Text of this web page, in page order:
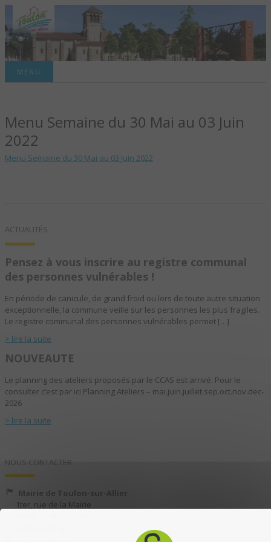
TOULON-SUR-
ALLIER – SITE
OFFICIEL DE LA
MENU
Menu Semaine du 30 Mai au 03 Juin
2022
Menu Semaine du 30 Mai au 03 Juin 2022
ACTUALITÉS
Pensez à vous inscrire au registre communal
des personnes vulnérables !
En période de canicule, de grand froid ou lors de toute autre situation
exceptionnelle, la commune veille sur les personnes les plus fragiles.
Le registre communal des personnes vulnérables permet […]
> lire la suite
NOUVEAUTE
Le planning des ateliers proposés par le CCAS est arrivé. Pour le
consulter c’est par ici Planning Ateliers – mai.juin.juillet.sep.oct.nov.dec-
2026
> lire la suite
NOUS CONTACTER
Mairie de Toulon-sur-Allier
1ter, rue de la Mairie